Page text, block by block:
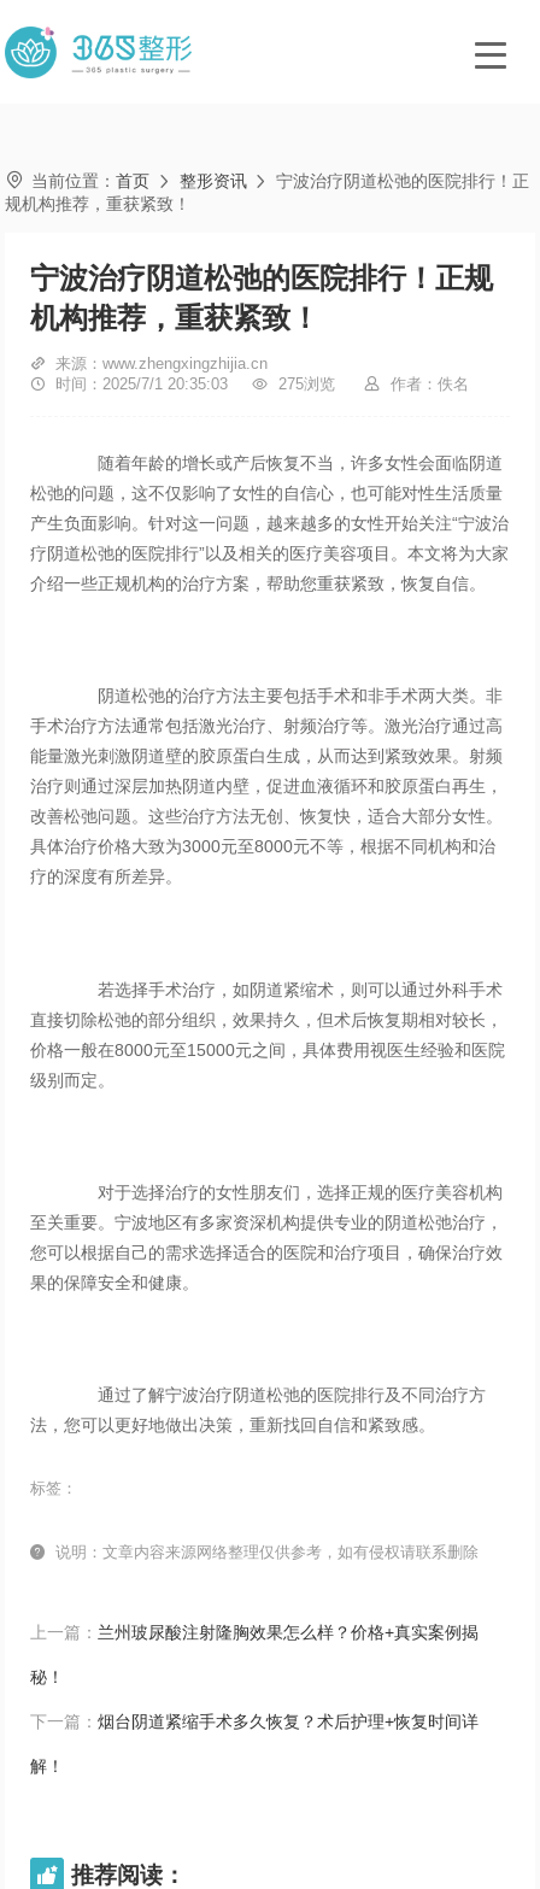
 当前位置：首页  整形资讯 
宁波治疗阴道松弛的医院排行！正
规机构推荐，重获紧致！
宁波治疗阴道松弛的医院排行！正规
机构推荐，重获紧致！
 来源：www.zhengxingzhijia.cn
 时间：2025/7/1 20:35:03  275浏览  作者：佚名
随着年龄的增长或产后恢复不当，许多女性会面临阴道
松弛的问题，这不仅影响了女性的自信心，也可能对性生活质量
产生负面影响。针对这一问题，越来越多的女性开始关注“宁波治
疗阴道松弛的医院排行”以及相关的医疗美容项目。本文将为大家
介绍一些正规机构的治疗方案，帮助您重获紧致，恢复自信。
阴道松弛的治疗方法主要包括手术和非手术两大类。非
手术治疗方法通常包括激光治疗、射频治疗等。激光治疗通过高
能量激光刺激阴道壁的胶原蛋白生成，从而达到紧致效果。射频
治疗则通过深层加热阴道内壁，促进血液循环和胶原蛋白再生，
改善松弛问题。这些治疗方法无创、恢复快，适合大部分女性。
具体治疗价格大致为3000元至8000元不等，根据不同机构和治
疗的深度有所差异。
若选择手术治疗，如阴道紧缩术，则可以通过外科手术
直接切除松弛的部分组织，效果持久，但术后恢复期相对较长，
价格一般在8000元至15000元之间，具体费用视医生经验和医院
级别而定。
对于选择治疗的女性朋友们，选择正规的医疗美容机构
至关重要。宁波地区有多家资深机构提供专业的阴道松弛治疗，
您可以根据自己的需求选择适合的医院和治疗项目，确保治疗效
果的保障安全和健康。
通过了解宁波治疗阴道松弛的医院排行及不同治疗方
法，您可以更好地做出决策，重新找回自信和紧致感。
标签：
 说明：文章内容来源网络整理仅供参考，如有侵权请联系删除
上一篇： 兰州玻尿酸注射隆胸效果怎么样？价格+真实案例揭
秘！
下一篇： 烟台阴道紧缩手术多久恢复？术后护理+恢复时间详
解！
 推荐阅读：